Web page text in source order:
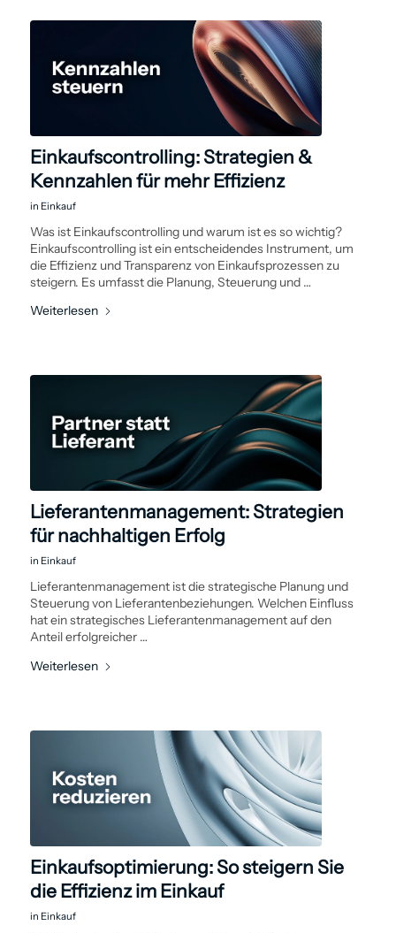
Einkaufscontrolling: Strategien &
Kennzahlen für mehr Effizienz
in Einkauf
Was ist Einkaufs­controlling und warum ist es so wichtig?
Einkaufs­controlling ist ein entscheidendes Instrument, um
die Effizienz und Transparenz von Einkaufs­prozessen zu
steigern. Es umfasst die Planung, Steuerung und …
Weiterlesen
Lieferantenmanagement: Strategien
für nachhaltigen Erfolg
in Einkauf
Lieferanten­management ist die strategische Planung und
Steuerung von Lieferantenbeziehungen. Welchen Einfluss
hat ein strategisches Lieferanten­management auf den
Anteil erfolgreicher …
Weiterlesen
Einkaufsoptimierung: So steigern Sie
die Effizienz im Einkauf
in Einkauf